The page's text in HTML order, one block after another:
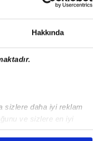
Hakkında
sizlere daha iyi reklam
ve sizlere en iyi
karşılamak